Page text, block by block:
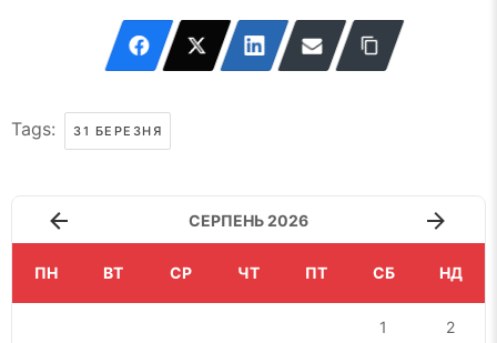
Tags: 31 БЕРЕЗНЯ
СЕРПЕНЬ 2026
ПН ВТ СР ЧТ ПТ СБ НД
1 2